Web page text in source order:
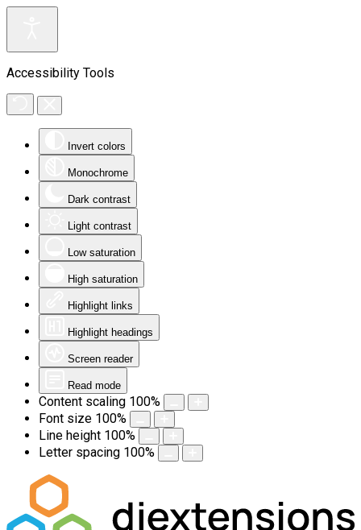
Accessibility Tools
Invert colors
Monochrome
Dark contrast
Light contrast
Low saturation
High saturation
Highlight links
Highlight headings
Screen reader
Read mode
Content scaling 100%
Font size 100%
Line height 100%
Letter spacing 100%